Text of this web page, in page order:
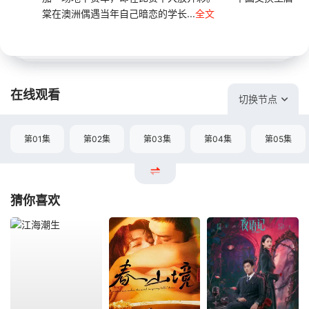
棠在澳洲偶遇当年自己暗恋的学长...全文
在线观看 切换节点
第01集 第02集 第03集 第04集 第05集
猜你喜欢